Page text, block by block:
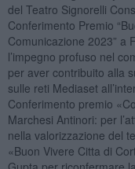
del Teatro Signorelli
Conferimento Premio
Comunicazione 2023” a
l’impegno profuso nel
per aver contribuito alla
sulle reti Mediaset
Conferimento premio
Marchesi Antinori: per
nella valorizzazione del
«Buon Vivere Citta di